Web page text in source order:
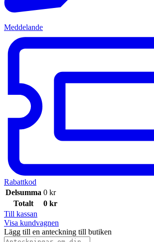
Meddelande
Rabattkod
Delsumma 0 kr
Totalt
0 kr
Till kassan
Visa kundvagnen
Lägg till en anteckning till butiken